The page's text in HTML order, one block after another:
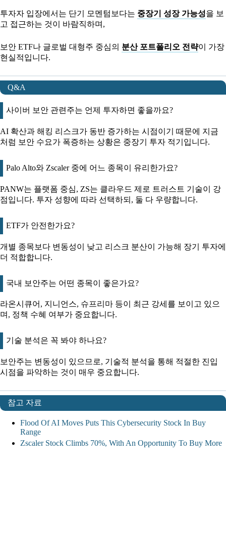
투자자 입장에서는 단기 모멘텀보다는 중장기 성장 가능성을 보
고 접근하는 것이 바람직하며,
보안 ETF나 글로벌 대형주 중심의 분산 포트폴리오 전략이 가장
현실적입니다.
Q&A
사이버 보안 관련주는 언제 투자하면 좋을까요?
AI 확산과 해킹 리스크가 동반 증가하는 시점이기 때문에 지금
처럼 보안 수요가 폭증하는 상황은 중장기 투자 적기입니다.
Palo Alto와 Zscaler 중에 어느 종목이 유리한가요?
PANW는 플랫폼 중심, ZS는 클라우드 제로 트러스트 기술이 강
점입니다. 투자 성향에 따라 선택하되, 둘 다 우량합니다.
ETF가 안전한가요?
개별 종목보다 변동성이 낮고 리스크 분산이 가능해 장기 투자에
더 적합합니다.
국내 보안주는 어떤 종목이 좋은가요?
라온시큐어, 지니언스, 슈프리마 등이 최근 강세를 보이고 있으
며, 정책 수혜 여부가 중요합니다.
기술 분석은 꼭 봐야 하나요?
보안주는 변동성이 있으므로, 기술적 분석을 통해 적절한 진입
시점을 파악하는 것이 매우 중요합니다.
참고 자료
Flood Of AI Moves Puts This Cybersecurity Stock In Buy
Range
Zscaler Stock Climbs 70%, With An Opportunity To Buy More